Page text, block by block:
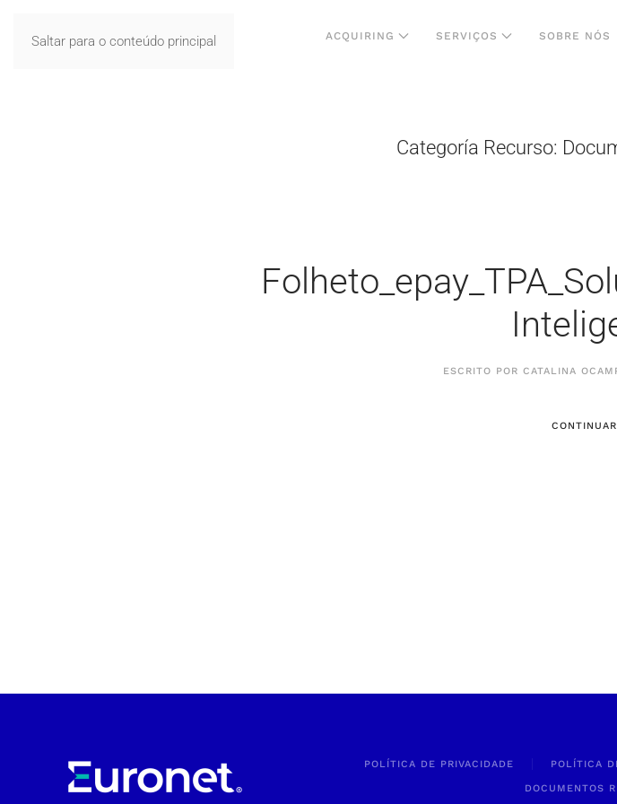
Saltar para o conteúdo principal ACQUIRING SERVIÇOS SOBRE NÓS
Categoría Recurso:
ESCRITO POR CATALINA
POLÍTICA DE PRIVACIDADE POLÍTICA
DOCUMENTOS